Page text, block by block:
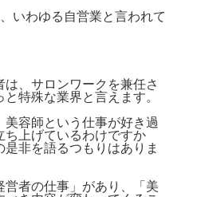
いわゆる自営業と言われて
、サロンワークを兼任さ
特殊な業界と言えます。
容師という仕事が好き過
ち上げているわけですか
非を語るつもりはありま
者の仕事」があり、「美